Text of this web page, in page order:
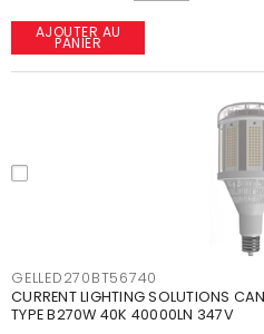
AJOUTER AU
PANIER
GELLED270BT56740
CURRENT LIGHTING SOLUTIONS
TYPE B270W 40K 40000LN 347V